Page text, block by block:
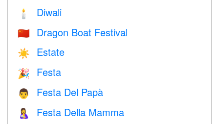
🕯 Diwali
🇨🇳 Dragon Boat Festival
☀️ Estate
🎉 Festa
👨 Festa Del Papà
🤱 Festa Della Mamma